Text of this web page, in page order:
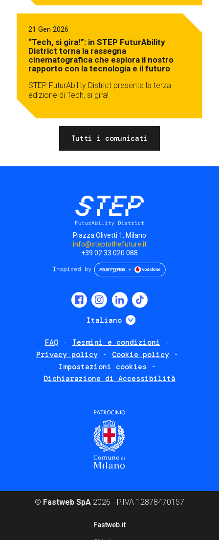
21 Gen 2026
“Tech, si gira!”: in STEP FuturAbility
District torna la rassegna
cinematografica che esplora il nostro
rapporto con la tecnologia e il futuro
STEP FuturAbility District presenta la terza
edizione di Tech, si gira!
Tutti i comunicati
Piazza Olivetti 1, Milano
info@steptothefuture.it
+39 02 33 020 088
Italiano Mostra ulteriori
FAQ
Termini e condizioni
Privacy policy
Cookie policy
Impostazioni cookies
Dichiarazione di Accessibilità
© Fastweb SpA 2026 - P.IVA 12878470157
Fastweb.it